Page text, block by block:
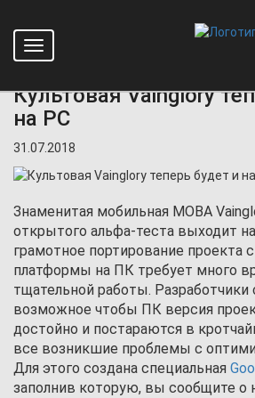
Toggle
navigation
Главная
Культовая Vainglory
на PC
31.07.2018
Знаменитая мобильная MOBA
открытого альфа-теста выходит
грамотное портирование проекта
платформы на ПК требует много
тщательной работы.
возможное чтобы ПК версия
достойно и постараются в
все возникшие проблемы с
Для этого создана специальная
заполнив которую, вы сообщите о